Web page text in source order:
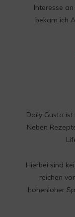
Interesse
bekam ich
Daily Gusto
Neben
Hierbei sind
reichen
hohenloher